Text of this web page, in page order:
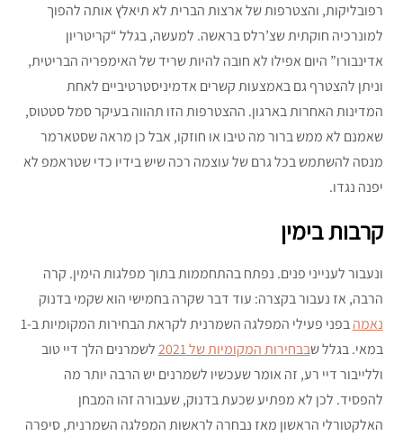
רפובליקות, והצטרפות של ארצות הברית לא תיאלץ אותה להפוך
למונרכיה חוקתית שצ’רלס בראשה. למעשה, בגלל “קריטריון
אדינבורו” היום אפילו לא חובה להיות שריד של האימפריה הבריטית,
וניתן להצטרף גם באמצעות קשרים אדמיניסטרטיביים לאחת
המדינות האחרות בארגון. ההצטרפות הזו תהווה בעיקר סמל סטטוס,
שאמנם לא ממש ברור מה טיבו או חוזקו, אבל כן מראה שסטארמר
מנסה להשתמש בכל גרם של עוצמה רכה שיש בידיו כדי שטראמפ לא
יפנה נגדו.
קרבות בימין
ונעבור לענייני פנים. נפתח בהתחממות בתוך מפלגות הימין. קרה
הרבה, אז נעבור בקצרה: עוד דבר שקרה בחמישי הוא שקמי בדנוק
נאמה
בפני פעילי המפלגה השמרנית לקראת הבחירות המקומיות ב-1
במאי. בגלל שבבחירות המקומיות של 2021
לשמרנים הלך דיי טוב
וללייבור דיי רע, זה אומר שעכשיו לשמרנים יש הרבה יותר מה
להפסיד. לכן לא מפתיע שכעת בדנוק, שעבורה זהו המבחן
האלקטורלי הראשון מאז נבחרה לראשות המפלגה השמרנית, סיפרה